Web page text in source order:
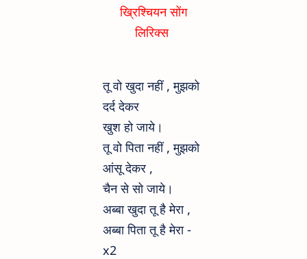
ख्रिश्चियन सोंग
लिरिक्स
तू वो खुदा नहीं , मुझको
दर्द देकर
खुश हो जाये।
तू वो पिता नहीं , मुझको
आंसू देकर ,
चैन से सो जाये।
अब्बा खुदा तू है मेरा ,
अब्बा पिता तू है मेरा -
x2